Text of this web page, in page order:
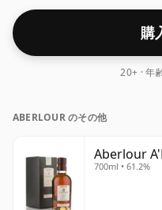
購
20+ · 年
ABERLOUR のその他
Aberlour
700ml • 61.2%